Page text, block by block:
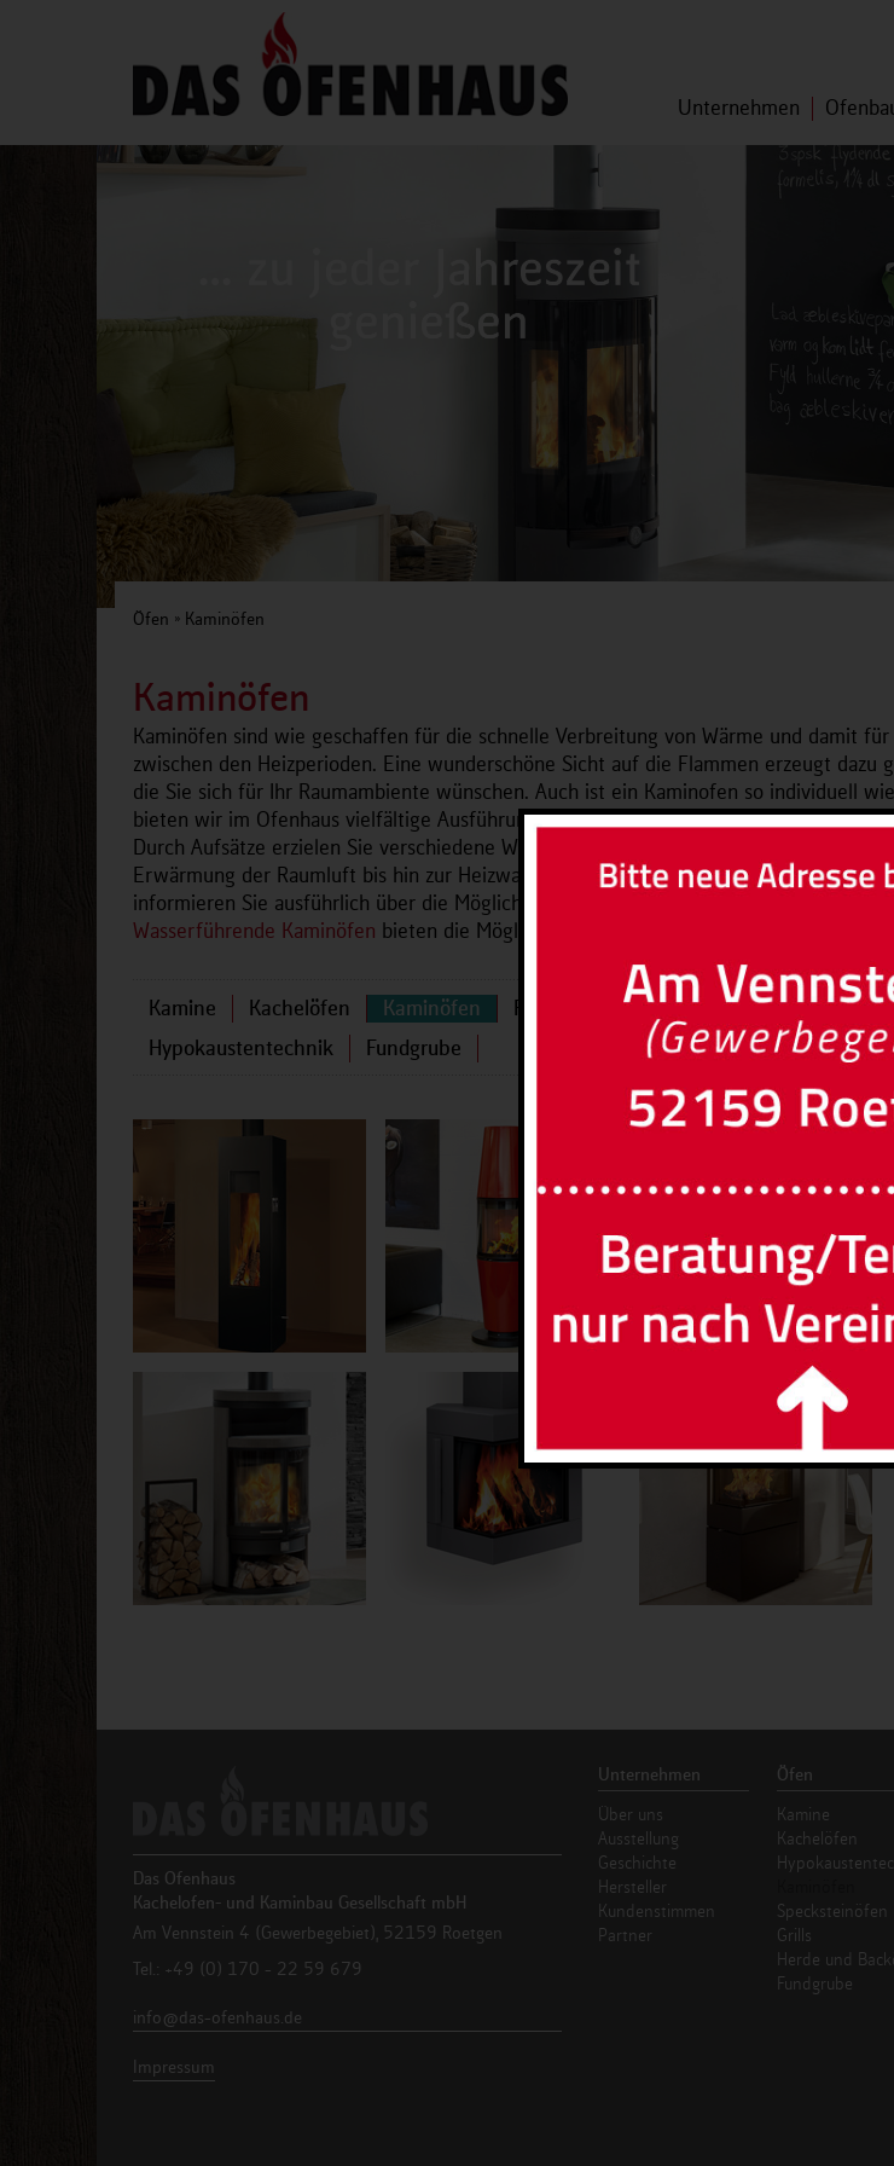
Unternehmen
Öfen » Kaminöfen
Kaminöfen
Kaminöfen sind wie geschaffen für die schnelle Verbreitung von Wärme und damit
zwischen den Heizperioden. Eine wunderschöne Sicht auf die Flammen erzeugt dazu
die Sie sich für Ihr Raumambiente wünschen. Auch ist ein Kaminofen so individuell
bieten wir im Ofenhaus vielfältige Ausführungsvarianten, die sich leicht in Ihre
Durch Aufsätze erzielen Sie verschiedene Wärmeeffekte – von lang anhaltender
Erwärmung der Raumluft bis hin zur Heizwassergewinnung. Lassen Sie sich von uns im
informieren Sie ausführlich über die Möglichkeiten zur Wärmenutzung.
Wasserführende Kaminöfen bieten die Möglichkeit neben dem Heizen auch die
Kamine Kachelöfen Kaminöfen Pelletöfen Specksteinöfen Grills
Hypokaustentechnik
Fundgrube
Das Ofenhaus
Kachelofen- und Kaminbau Gesellschaft mbH
Am Vennstein 4 (Gewerbegebiet), 52159 Roetgen
Tel.: +49 (0) 170 - 22 59 679
info@das-ofenhaus.de
Impressum
Unternehmen
Über uns
Ausstellung
Geschichte
Hersteller
Kundenstimmen
Partner
Öfen
Kamine
Kachelöfen
Specksteinöfen
Grills
Herde und
Fundgrube